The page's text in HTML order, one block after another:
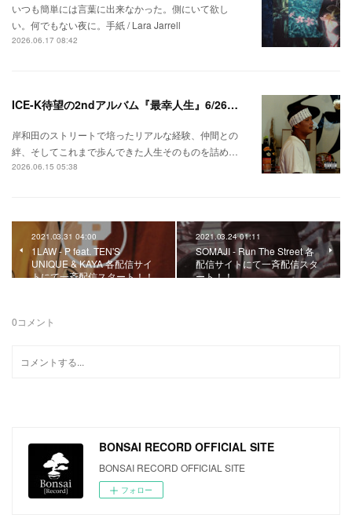
いつも簡単には言葉に出来なかった。側にいて欲し
い。何でもない夜に。手紙 / Lara Jarrell
2026.06.17 08:42
ICE-K待望の2ndアルバム『最幸人生』6/26リリース！
岸和田のストリートで培ったリアルな経験、仲間との
絆、そしてこれまで歩んできた人生そのものを詰め…
2026.06.15 05:38
2021.03.31 04:00
1LAW - P feat. TEN'S
UNIQUE & KAYA 各配信サイ
トにて一斉配信スタート！！
2021.03.24 01:11
SOMAJI - Run The Street 各
配信サイトにて一斉配信スタ
ート！！
0コメント
BONSAI RECORD OFFICIAL SITE
BONSAI RECORD OFFICIAL SITE
フォロー